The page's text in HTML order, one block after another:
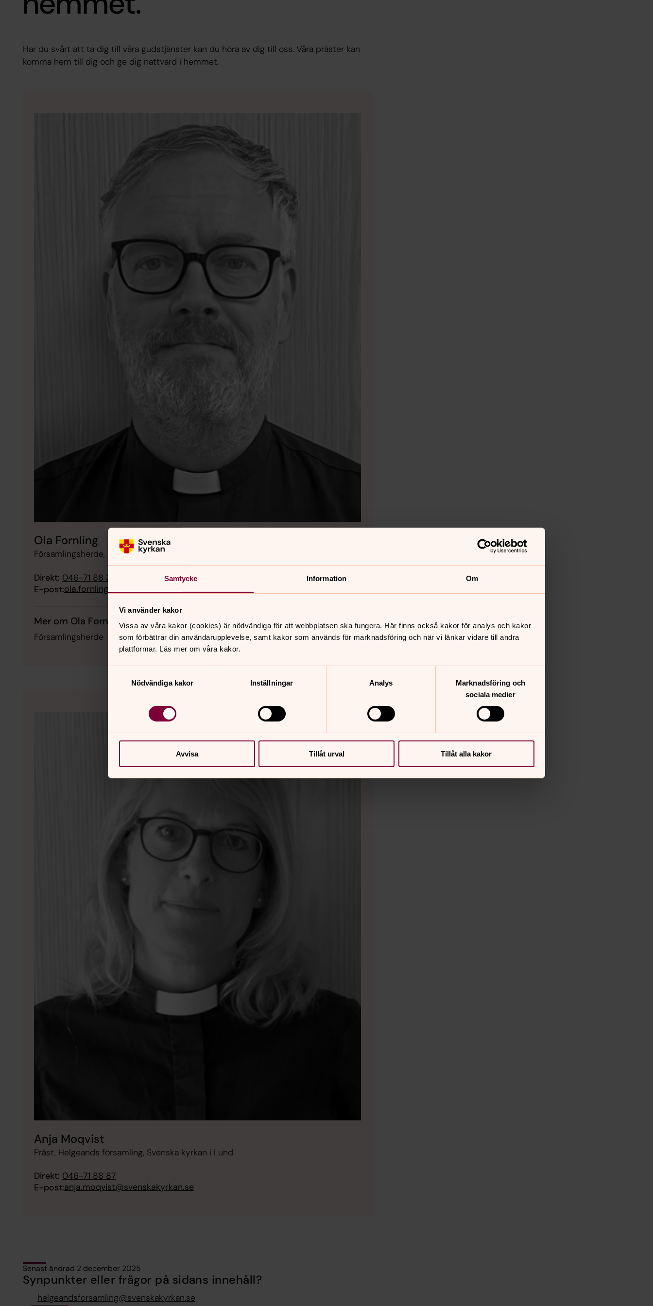
Samtycke Information Om
Vi använder kakor
Vissa av våra kakor (cookies) är nödvändiga för att webbplatsen ska fungera. Här finns också kakor för analys och kakor
som förbättrar din användarupplevelse, samt kakor som används för marknadsföring och när vi länkar vidare till andra
plattformar. Läs mer om våra kakor.
Nödvändiga kakor
Inställningar Analys
Marknadsföring och
sociala medier
Avvisa Tillåt urval Tillåt alla kakor
Har du svårt att ta dig till våra gudstjänster kan du höra av dig till oss. Våra präster kan
komma hem till dig och ge dig nattvard i hemmet.
Ola Fornling
Församlingsherde, Helgeands församling, Svenska kyrkan i Lund
Direkt: 046-71 88 30
E-post:ola.fornling@svenskakyrkan.se
Mer om Ola Fornling
Församlingsherde
Anja Moqvist
Präst, Helgeands församling, Svenska kyrkan i Lund
Direkt: 046-71 88 87
E-post:anja.moqvist@svenskakyrkan.se
Senast ändrad 2 december 2025
Synpunkter eller frågor på sidans innehåll?
helgeandsforsamling@svenskakyrkan.se